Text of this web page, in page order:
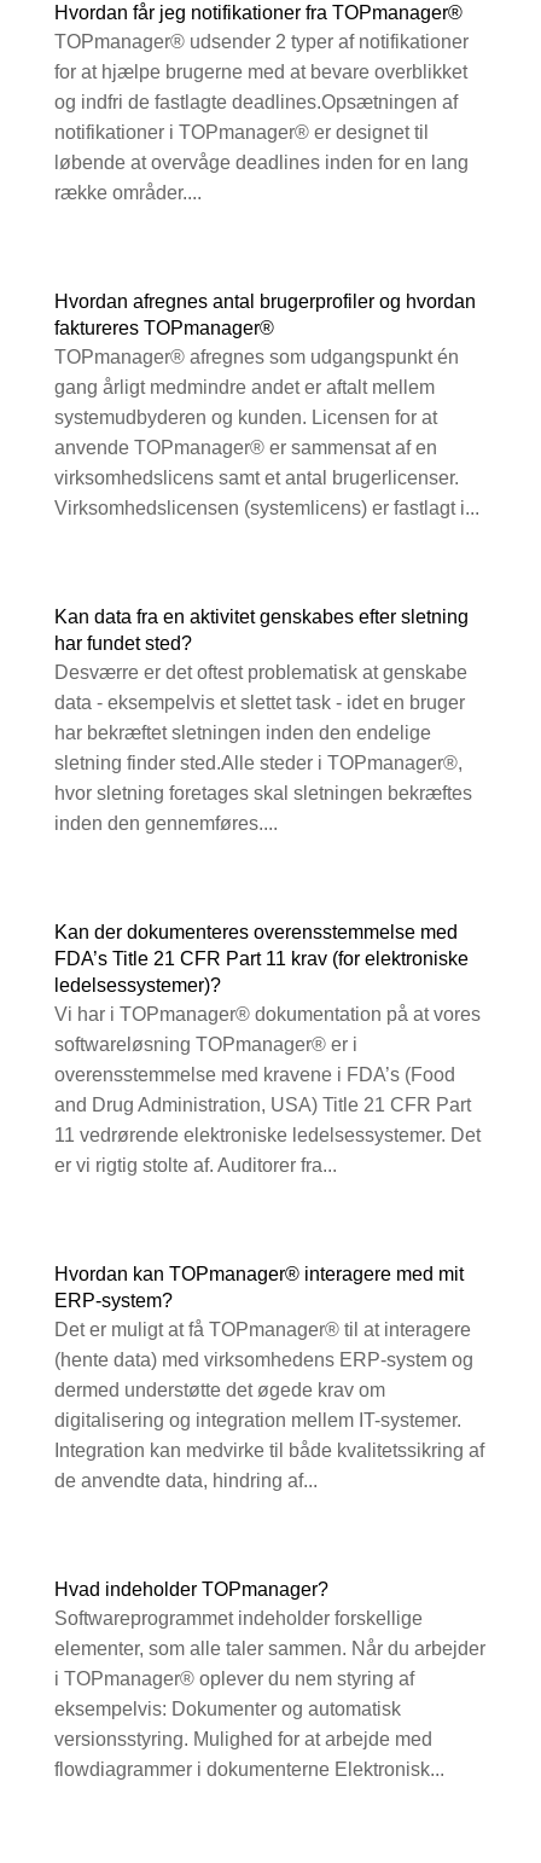
Hvordan får jeg notifikationer fra TOPmanager®
TOPmanager® udsender 2 typer af notifikationer
for at hjælpe brugerne med at bevare overblikket
og indfri de fastlagte deadlines.Opsætningen af
notifikationer i TOPmanager® er designet til
løbende at overvåge deadlines inden for en lang
række områder....
Hvordan afregnes antal brugerprofiler og hvordan
faktureres TOPmanager®
TOPmanager® afregnes som udgangspunkt én
gang årligt medmindre andet er aftalt mellem
systemudbyderen og kunden. Licensen for at
anvende TOPmanager® er sammensat af en
virksomhedslicens samt et antal brugerlicenser.
Virksomhedslicensen (systemlicens) er fastlagt i...
Kan data fra en aktivitet genskabes efter sletning
har fundet sted?
Desværre er det oftest problematisk at genskabe
data - eksempelvis et slettet task - idet en bruger
har bekræftet sletningen inden den endelige
sletning finder sted.Alle steder i TOPmanager®,
hvor sletning foretages skal sletningen bekræftes
inden den gennemføres....
Kan der dokumenteres overensstemmelse med
FDA’s Title 21 CFR Part 11 krav (for elektroniske
ledelsessystemer)?
Vi har i TOPmanager® dokumentation på at vores
softwareløsning TOPmanager® er i
overensstemmelse med kravene i FDA’s (Food
and Drug Administration, USA) Title 21 CFR Part
11 vedrørende elektroniske ledelsessystemer. Det
er vi rigtig stolte af. Auditorer fra...
Hvordan kan TOPmanager® interagere med mit
ERP-system?
Det er muligt at få TOPmanager® til at interagere
(hente data) med virksomhedens ERP-system og
dermed understøtte det øgede krav om
digitalisering og integration mellem IT-systemer.
Integration kan medvirke til både kvalitetssikring af
de anvendte data, hindring af...
Hvad indeholder TOPmanager?
Softwareprogrammet indeholder forskellige
elementer, som alle taler sammen. Når du arbejder
i TOPmanager® oplever du nem styring af
eksempelvis: Dokumenter og automatisk
versionsstyring. Mulighed for at arbejde med
flowdiagrammer i dokumenterne Elektronisk...